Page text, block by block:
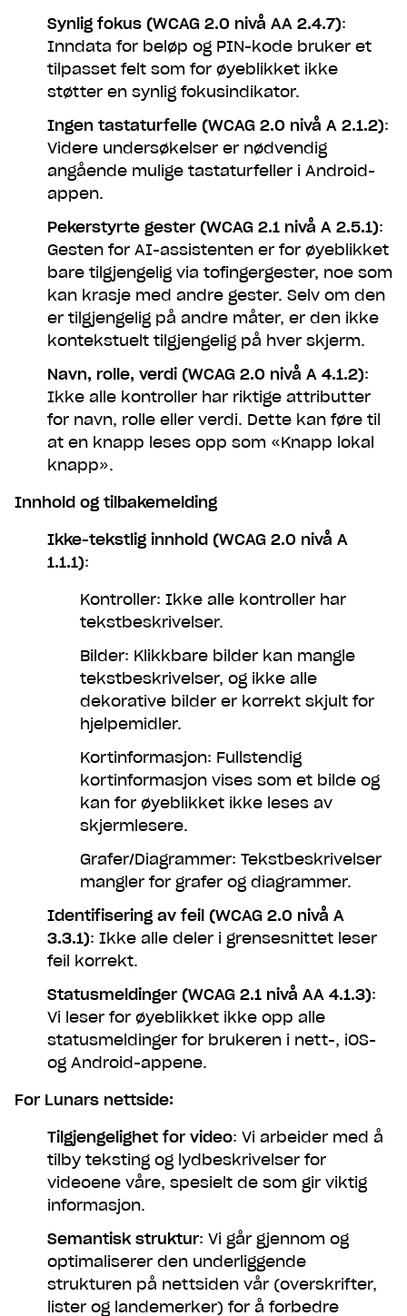
Gjør som 1 000 000
andre - last ned Lunar
Få en sms med link til å laste ned Lunar og registrer
deg på et par minutter. Det er helt uforpliktende og
du kan alltids beholde din gamle bank.
Synlig fokus (WCAG 2.0 nivå AA 2.4.7):
Inndata for beløp og PIN-kode bruker et
tilpasset felt som for øyeblikket ikke
støtter en synlig fokusindikator.
Ingen tastaturfelle (WCAG 2.0 nivå A 2.1.2):
Videre undersøkelser er nødvendig
angående mulige tastaturfeller i Android-
appen.
Pekerstyrte gester (WCAG 2.1 nivå A 2.5.1):
Gesten for AI-assistenten er for øyeblikket
bare tilgjengelig via tofingergester, noe som
kan krasje med andre gester. Selv om den
er tilgjengelig på andre måter, er den ikke
kontekstuelt tilgjengelig på hver skjerm.
Navn, rolle, verdi (WCAG 2.0 nivå A 4.1.2):
Ikke alle kontroller har riktige attributter
for navn, rolle eller verdi. Dette kan føre til
at en knapp leses opp som «Knapp lokal
knapp».
Innhold og tilbakemelding
Ikke-tekstlig innhold (WCAG 2.0 nivå A
1.1.1):
Kontroller: Ikke alle kontroller har
tekstbeskrivelser.
Bilder: Klikkbare bilder kan mangle
tekstbeskrivelser, og ikke alle
dekorative bilder er korrekt skjult for
hjelpemidler.
Kortinformasjon: Fullstendig
kortinformasjon vises som et bilde og
kan for øyeblikket ikke leses av
skjermlesere.
Grafer/Diagrammer: Tekstbeskrivelser
mangler for grafer og diagrammer.
Identifisering av feil (WCAG 2.0 nivå A
3.3.1): Ikke alle deler i grensesnittet leser
feil korrekt.
Statusmeldinger (WCAG 2.1 nivå AA 4.1.3):
Vi leser for øyeblikket ikke opp alle
statusmeldinger for brukeren i nett-, iOS-
og Android-appene.
For Lunars nettside:
Tilgjengelighet for video: Vi arbeider med å
tilby teksting og lydbeskrivelser for
videoene våre, spesielt de som gir viktig
informasjon.
Semantisk struktur: Vi går gjennom og
optimaliserer den underliggende
strukturen på nettsiden vår (overskrifter,
lister og landemerker) for å forbedre